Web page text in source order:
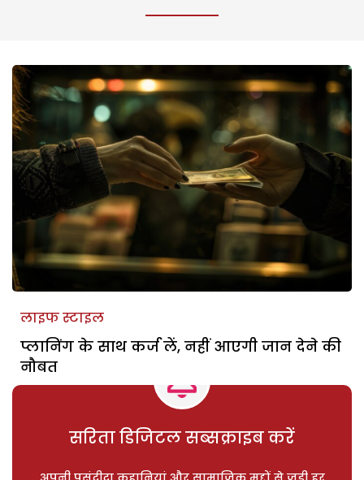
लाइफ स्टाइल
प्लानिंग के साथ कर्ज लें, नहीं आएगी जान देने की
नौबत
सरिता डिजिटल सब्सक्राइब करें